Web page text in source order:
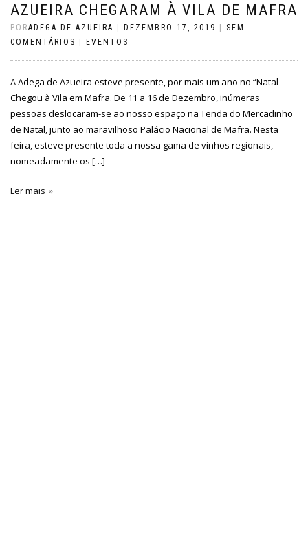
AZUEIRA CHEGARAM À VILA DE MAFRA
PORADEGA DE AZUEIRA DEZEMBRO 17, 2019
SEM
COMENTÁRIOS
EVENTOS
A Adega de Azueira esteve presente, por mais um ano no “Natal
Chegou à Vila em Mafra. De 11 a 16 de Dezembro, inúmeras
pessoas deslocaram-se ao nosso espaço na Tenda do Mercadinho
de Natal, junto ao maravilhoso Palácio Nacional de Mafra. Nesta
feira, esteve presente toda a nossa gama de vinhos regionais,
nomeadamente os […]
Ler mais